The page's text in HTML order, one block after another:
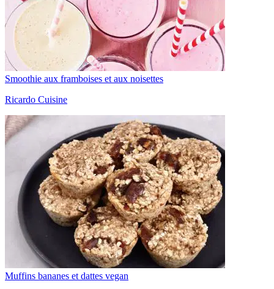
Smoothie aux framboises et aux noisettes
Ricardo Cuisine
Muffins bananes et dattes vegan